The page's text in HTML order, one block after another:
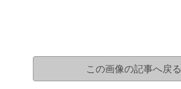
この画像の記事へ戻る